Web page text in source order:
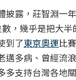
披露，莊智淵一
，幾乎是把大
到了東京奧運比
邁多病、曾經流
多支持台灣各地